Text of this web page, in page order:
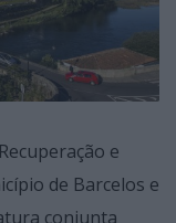
e
de Barcelos e
conjunta